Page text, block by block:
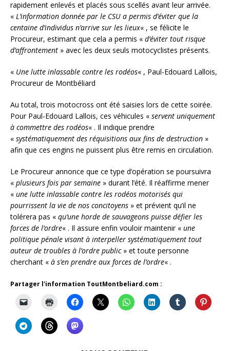
rapidement enlevés et placés sous scellés avant leur arrivée.
« L’information donnée par le CSU a permis d’éviter que la
centaine d’individus n’arrive sur les lieux« , se félicite le
Procureur, estimant que cela a permis « d’éviter tout risque
d’affrontement » avec les deux seuls motocyclistes présents.
« Une lutte inlassable contre les rodéos« , Paul-Edouard Lallois,
Procureur de Montbéliard
Au total, trois motocross ont été saisies lors de cette soirée.
Pour Paul-Edouard Lallois, ces véhicules « servent uniquement
à commettre des rodéos« . Il indique prendre
« systématiquement des réquisitions aux fins de destruction »
afin que ces engins ne puissent plus être remis en circulation.
Le Procureur annonce que ce type d’opération se poursuivra
« plusieurs fois par semaine » durant l’été. Il réaffirme mener
« une lutte inlassable contre les rodéos motorisés qui
pourrissent la vie de nos concitoyens » et prévient qu’il ne
tolérera pas « qu’une horde de sauvageons puisse défier les
forces de l’ordre« . Il assure enfin vouloir maintenir « une
politique pénale visant à interpeller systématiquement tout
auteur de troubles à l’ordre public» et toute personne
cherchant « à s’en prendre aux forces de l’ordre« .
Partager l'information ToutMontbeliard.com :